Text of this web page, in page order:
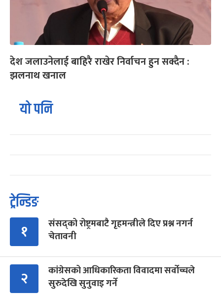
देश जलाउनेलाई बाहिरै राखेर निर्वाचन हुन सक्दैन :
झलनाथ खनाल
यो पनि
ट्रेन्डिङ
१
संसद्को रोष्ट्रमबाटै गृहमन्त्रीले दिए प्रश्न नगर्न
चेतावनी
२
कांग्रेसको आधिकारिकता विवादमा सर्वोच्चले
सुरुदेखि सुनुवाइ गर्ने